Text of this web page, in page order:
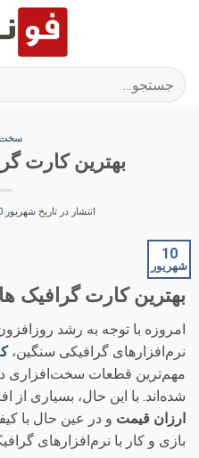
جستجو
برای:
سخت
بهترین کارت
انتشار در تاریخشهریور 10, 1403
10
شهریور
بهترین کارت گرافیک
امروزه با توجه به رشد
نرم‌افزارهای گرافیکی سنگین،
مهم‌ترین قطعات سخت‌افزاری
شده‌اند. با این حال، بسیاری از
ارزان قیمت و در عین حال با
بازی و کار با نرم‌افزارهای